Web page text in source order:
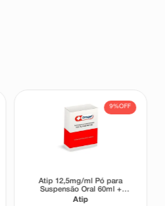
9%OFF
Atip 12,5mg/ml Pó para
Suspensão Oral 60ml +
Seringa Dosadora
Atip